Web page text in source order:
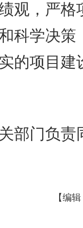
观，严格
科学决策
的项目建
门负责
【编